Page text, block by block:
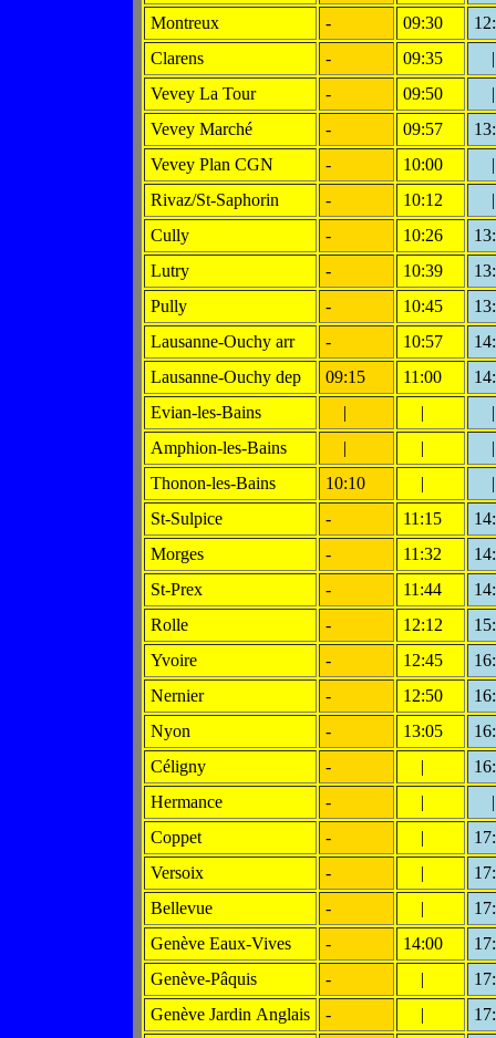
Montreux - 09:30
Clarens
- 09:35
|
Vevey La Tour
- 09:50
|
Vevey Marché
- 09:57
Vevey Plan CGN
- 10:00
|
Rivaz/St-Saphorin
- 10:12
|
Cully
- 10:26
Lutry
- 10:39
Pully
- 10:45
Lausanne-Ouchy arr
- 10:57
Lausanne-Ouchy dep
09:15 11:00
Evian-les-Bains
| |
|
Amphion-les-Bains
| |
|
Thonon-les-Bains
10:10 |
|
St-Sulpice
- 11:15
Morges
- 11:32
St-Prex
- 11:44
Rolle
- 12:12
Yvoire
- 12:45
Nernier
- 12:50
Nyon
- 13:05
Céligny
- |
Hermance
- |
|
Coppet
- |
Versoix
- |
Bellevue
- |
Genève Eaux-Vives
- 14:00
Genève-Pâquis
- |
Genève Jardin Anglais
- |